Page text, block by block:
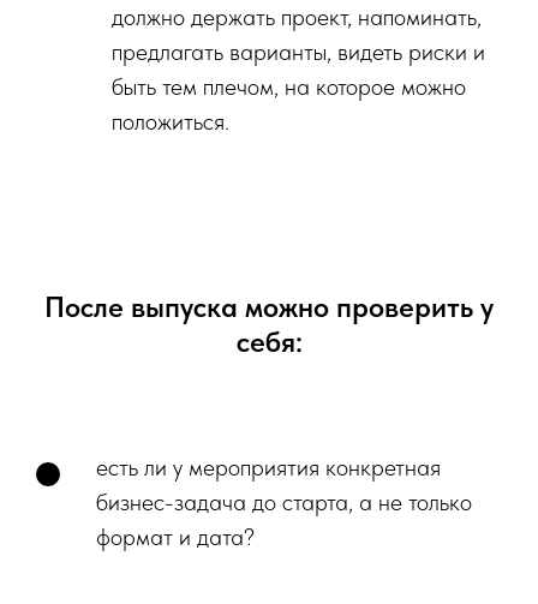
должно держать проект, напоминать,
предлагать варианты, видеть риски и
быть тем плечом, на которое можно
положиться.
После выпуска можно проверить у
себя:
есть ли у мероприятия конкретная
бизнес-задача до старта, а не только
формат и дата?